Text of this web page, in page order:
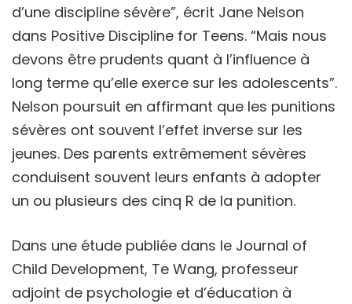
d’une discipline sévère”, écrit Jane Nelson
dans Positive Discipline for Teens. “Mais nous
devons être prudents quant à l’influence à
long terme qu’elle exerce sur les adolescents”.
Nelson poursuit en affirmant que les punitions
sévères ont souvent l’effet inverse sur les
jeunes. Des parents extrêmement sévères
conduisent souvent leurs enfants à adopter
un ou plusieurs des cinq R de la punition.
Dans une étude publiée dans le Journal of
Child Development, Te Wang, professeur
adjoint de psychologie et d’éducation à